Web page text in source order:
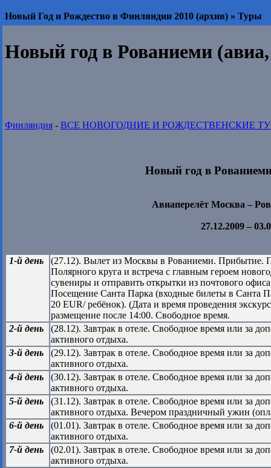
Новый Год и Рождество в Финляндии 2010 (архив) » Туры
Новый год в Рованиеми
Финляндия - ВСЕ НОВОГОДНИЕ И РОЖДЕСТВЕНСКИЕ
Новый год в
Авиаперелёт Москва –
27.12.2009 –
1-й день
(27.12). Вылет из Москвы в Рованиеми. Прибытие.
Полярного круга и встреча с главным героем
сувениры и отправить открытки из почтового
Посещение Санта Парка (входные билеты в Санта
20 EUR/ ребёнок). (Дата и время проведения
размещение после 14:00. Свободное время.
2-й день
(28.12). Завтрак в отеле. Свободное время или за
активного отдыха.
3-й день
(29.12). Завтрак в отеле. Свободное время или за
активного отдыха.
4-й день
(30.12). Завтрак в отеле. Свободное время или за
активного отдыха.
5-й день
(31.12). Завтрак в отеле. Свободное время или за
активного отдыха. Вечером праздничный ужин
6-й день
(01.01). Завтрак в отеле. Свободное время или за
активного отдыха.
7-й день
(02.01). Завтрак в отеле. Свободное время или за
активного отдыха.